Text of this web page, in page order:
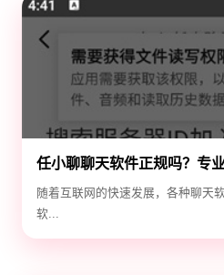
任小聊聊天软件正规吗？专
选！
随着互联网的快速发展，各种聊天
软...